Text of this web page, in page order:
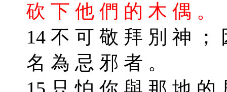
砍 下 他 們 的 木 偶 。
14 不 可 敬 拜 別 神 ；
名 為 忌 邪 者 。